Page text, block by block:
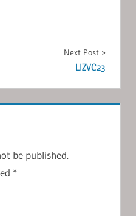
Next Post
LIZVC23
be published.
*